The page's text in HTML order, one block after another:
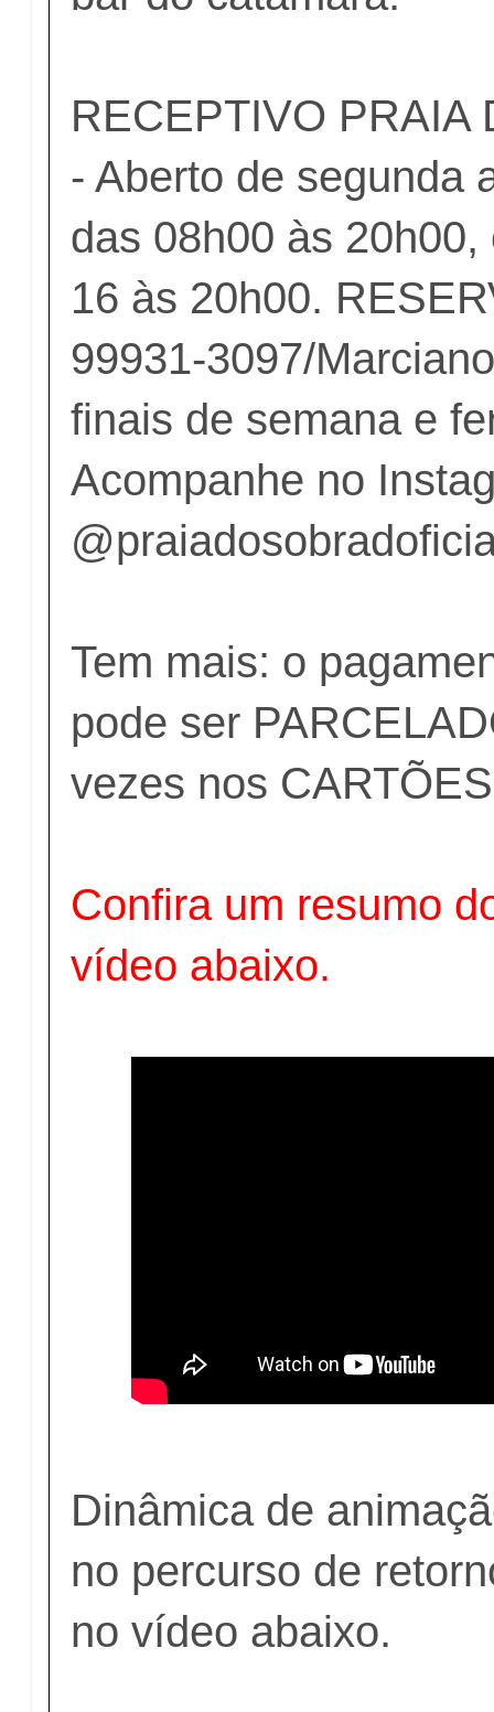
RECEPTIVO PRAIA
- Aberto de segunda
das 08h00 às
16 às 20h00.
99931-3097/
finais de semana e
Acompanhe no
Tem mais: o
pode ser
vezes nos
Confira um resumo
vídeo abaixo.
Dinâmica de
no percurso de
no vídeo abaixo.